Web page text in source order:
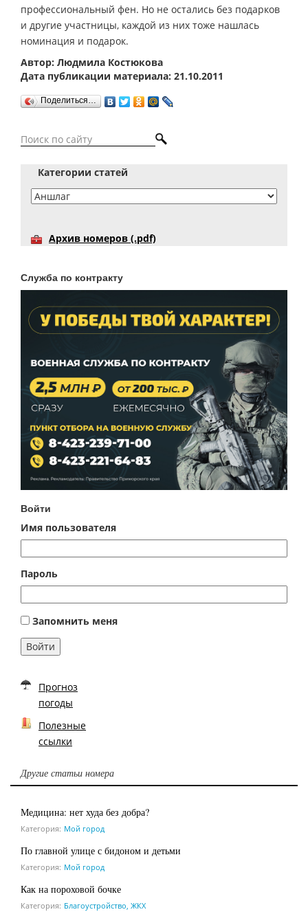
профессиональный фен. Но не остались без подарков
и другие участницы, каждой из них тоже нашлась
номинация и подарок.
Автор: Людмила Костюкова
Дата публикации материала: 21.10.2011
Поделиться…
Категории статей
Архив номеров (.pdf)
Служба по контракту
Войти
Имя пользователя
Пароль
Запомнить меня
Войти
Прогноз
погоды
Полезные
ссылки
Другие статьи номера
Медицина: нет худа без добра?
Категория: Мой город
По главной улице с бидоном и детьми
Категория: Мой город
Как на пороховой бочке
Категория: Благоустройство, ЖКХ